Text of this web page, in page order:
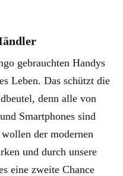
gebrauchten Handys
Leben. Das schützt die
denn alle von
Smartphones sind
der modernen
und durch unsere
eine zweite Chance